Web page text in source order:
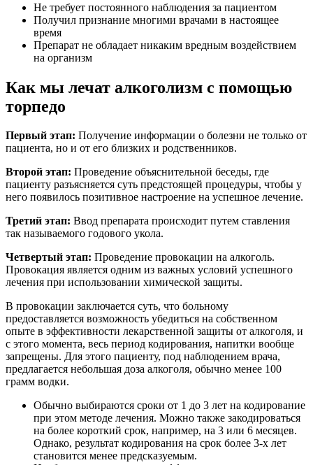
Не требует постоянного наблюдения за пациентом
Получил признание многими врачами в настоящее
время
Препарат не обладает никаким вредным воздействием
на организм
Как мы лечат алкоголизм с помощью
торпедо
Первый этап: Получение информации о болезни не только от
пациента, но и от его близких и родственников.
Второй этап: Проведение объяснительной беседы, где
пациенту разъясняется суть предстоящей процедуры, чтобы у
него появилось позитивное настроение на успешное лечение.
Третий этап: Ввод препарата происходит путем ставления
так называемого годового укола.
Четвертый этап: Проведение провокации на алкоголь.
Провокация является одним из важных условий успешного
лечения при использовании химической защиты.
В провокации заключается суть, что больному
предоставляется возможность убедиться на собственном
опыте в эффективности лекарственной защиты от алкоголя, и
с этого момента, весь период кодирования, напитки вообще
запрещены. Для этого пациенту, под наблюдением врача,
предлагается небольшая доза алкоголя, обычно менее 100
грамм водки.
Обычно выбираются сроки от 1 до 3 лет на кодирование
при этом методе лечения. Можно также закодироваться
на более короткий срок, например, на 3 или 6 месяцев.
Однако, результат кодирования на срок более 3-х лет
становится менее предсказуемым.